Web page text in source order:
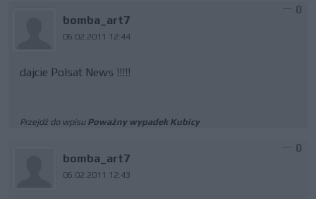
bomba_art7
06.02.2011 12:44
0
dajcie Polsat News !!!!!
Przejdź do wpisu Poważny wypadek Kubicy
bomba_art7
06.02.2011 12:43
0